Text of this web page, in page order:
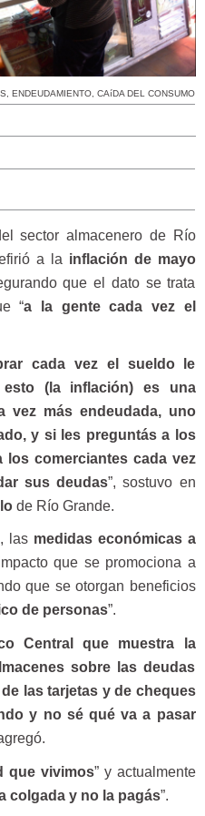
ENDEUDAMIENTO CAíDA DEL CONSUMO
sector almacenero de Río
a la inflación de mayo
que el dato se trata
“a la gente cada vez el
cada vez el sueldo le
esto (la inflación) es una
vez más endeudada, uno
y si les preguntás a los
los comerciantes cada vez
sus deudas”, sostuvo en
de Río Grande.
las medidas económicas a
que se promociona a
que se otorgan beneficios
de personas”.
Central que muestra la
sobre las deudas
las tarjetas y de cheques
y no sé qué va a pasar
que vivimos” y actualmente
colgada y no la pagás”.